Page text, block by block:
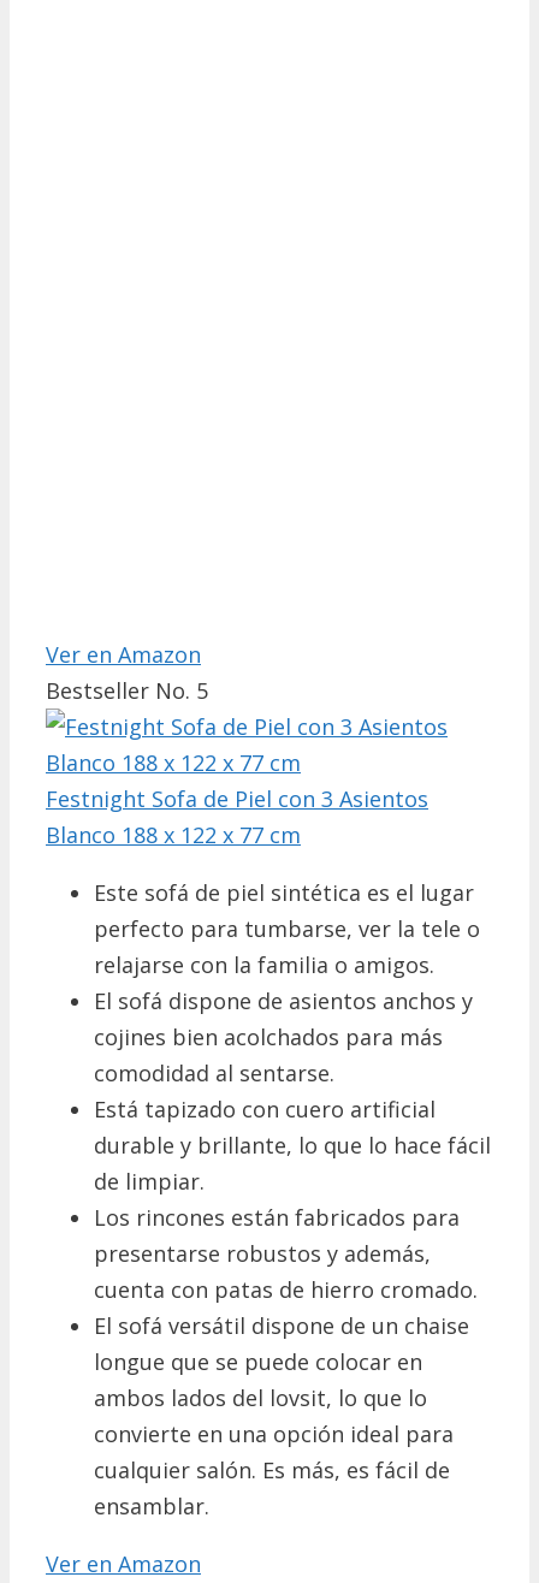
Ver en Amazon
Bestseller No. 5
Festnight Sofa de Piel con 3 Asientos
Blanco 188 x 122 x 77 cm
Este sofá de piel sintética es el lugar
perfecto para tumbarse, ver la tele o
relajarse con la familia o amigos.
El sofá dispone de asientos anchos y
cojines bien acolchados para más
comodidad al sentarse.
Está tapizado con cuero artificial
durable y brillante, lo que lo hace fácil
de limpiar.
Los rincones están fabricados para
presentarse robustos y además,
cuenta con patas de hierro cromado.
El sofá versátil dispone de un chaise
longue que se puede colocar en
ambos lados del lovsit, lo que lo
convierte en una opción ideal para
cualquier salón. Es más, es fácil de
ensamblar.
Ver en Amazon